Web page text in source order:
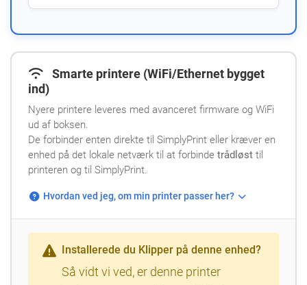
Smarte printere (WiFi/Ethernet bygget
ind)
Nyere printere leveres med avanceret firmware og WiFi
ud af boksen.
De forbinder enten direkte til SimplyPrint eller kræver en
enhed på det lokale netværk til at forbinde trådløst til
printeren og til SimplyPrint.
Hvordan ved jeg, om min printer passer her?
Installerede du Klipper på denne enhed?
Så vidt vi ved, er denne printer